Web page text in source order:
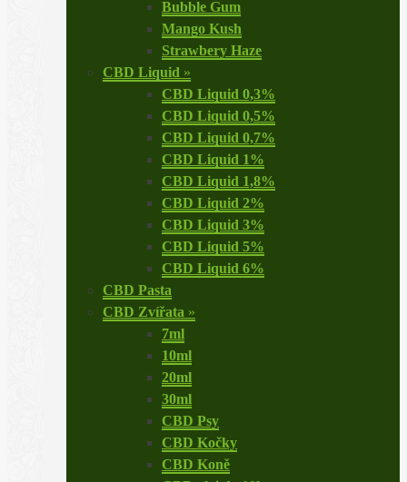
Bubble Gum
Mango Kush
Strawbery Haze
CBD Liquid »
CBD Liquid 0,3%
CBD Liquid 0,5%
CBD Liquid 0,7%
CBD Liquid 1%
CBD Liquid 1,8%
CBD Liquid 2%
CBD Liquid 3%
CBD Liquid 5%
CBD Liquid 6%
CBD Pasta
CBD Zvířata »
7ml
10ml
20ml
30ml
CBD Psy
CBD Kočky
CBD Koně